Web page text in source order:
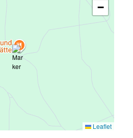
−
Leaflet